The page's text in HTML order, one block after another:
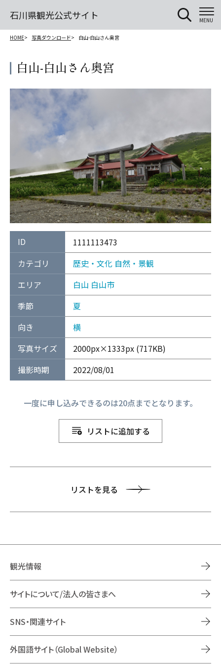
石川県観光公式サイト MENU
HOME 写真ダウンロード 白山-白山さん奥宮
白山-白山さん奥宮
ID
1111113473
カテゴリ
歴史・文化 自然・景観
エリア
白山 白山市
季節
夏
向き
横
写真サイズ
2000px×1333px (717KB)
撮影時期
2022/08/01
一度に申し込みできるのは20点までとなります。
リストに追加する
リストを見る
観光情報
サイトについて/法人の皆さまへ
SNS・関連サイト
外国語サイト（Global Website）